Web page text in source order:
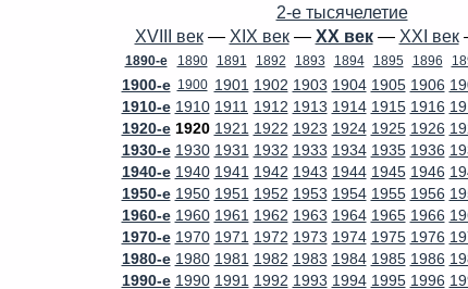
2-е тысячелетие
XVIII век— XIX век— XX век— XXI век
1890-е 1890 1891 1892 1893 1894 1895 1896
1900-е 1900 1901 1902 1903 1904 1905 1906
1910-е 1910 1911 1912 1913 1914 1915 1916
1920-е 1920 1921 1922 1923 1924 1925 1926
1930-е 1930 1931 1932 1933 1934 1935 1936
1940-е 1940 1941 1942 1943 1944 1945 1946
1950-е 1950 1951 1952 1953 1954 1955 1956
1960-е 1960 1961 1962 1963 1964 1965 1966
1970-е 1970 1971 1972 1973 1974 1975 1976
1980-е 1980 1981 1982 1983 1984 1985 1986
1990-е 1990 1991 1992 1993 1994 1995 1996